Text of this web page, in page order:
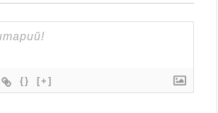
{} [+]